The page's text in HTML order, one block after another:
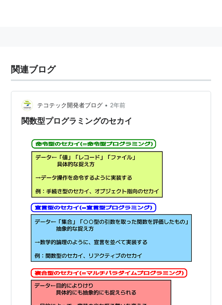
関連ブログ
テコテック開発者ブログ • 2年前
関数型プログラミングのセカイ